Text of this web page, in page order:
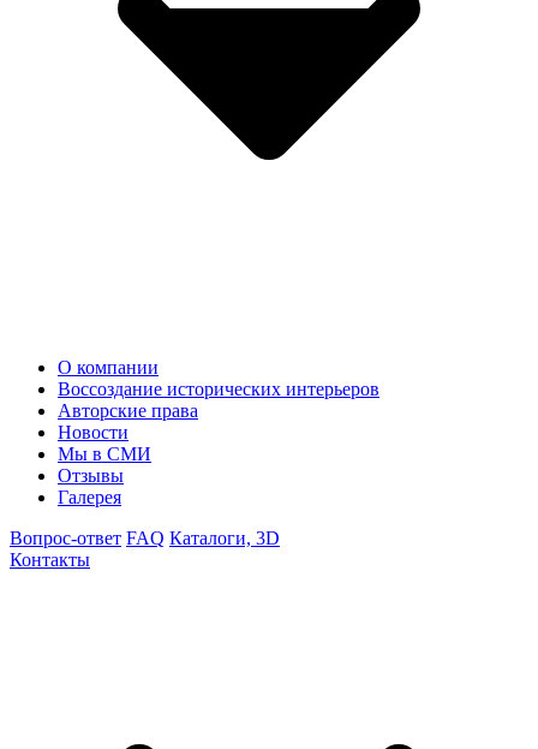
О компании
Воссоздание исторических интерьеров
Авторские права
Новости
Мы в СМИ
Отзывы
Галерея
Вопрос-ответ FAQ Каталоги, 3D
Контакты